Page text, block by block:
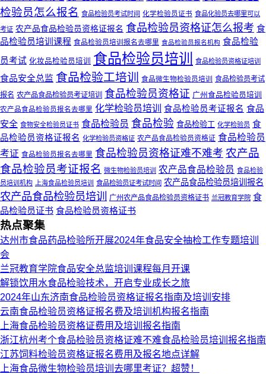
检验员怎么报名 食品检验员考试时间 化学检验员证书 食品化验员去哪里可以
考证 农产品食品检验员资格证报名 食品检验员资格证怎么报考 食
品检验员培训课程 食品检验员培训报名去哪里 食品检验员报名机构 食品检验
员考试 化妆品检验员培训 食品检验员培训 食品检验员资格证培训
食品安全总监 食品检验工培训 食品微生物检验员培训 食品检验员考试
报名 农产品食品检验员考证培训 食品检验员资格证 广州食品检验员培训
农产品食品检验员报名去哪里 化学检验员培训 食品检验员考证报名 食品
安全 食物安全检验员证书 食品检验员 食品检验 食品检验工 化学检验员 食
品检验员资格证报名 化学检验员资格证 农产品食品检验员资格证 食品检验员
考证 食品检验员报名去哪里 食品检验员资格证难不难考 农产品
食品检验员考证报名 微生物检验员培训 农产品食品检验员 食品检验
员培训机构
上海食品检验员培训 食品检验员证考试时间 农产品食品检验员培训报名
农产品食品检验员培训 广州农产品食品检验员资格证书 兰冠教育学院 食
品检验员证书 食品检验员资格证书
热点聚集
达州市食品药品检验所开展2024年食品安全抽检工作专题培训
会
兰冠教育学院食品安全总监培训课程每月开课
解锁饮用水食品检验技术，开启专业成长之旅
2024年山东济南食品检验员资格证报名指南及培训安排
云南食品检验员资格证报名费及培训机构报名指南
上海食品检验员资格证费用及培训报名指南
浙江杭州考个食品检验员资格证难不难食品检验员培训报名指南
江苏饲料检验员资格证报名费用及报名地点详解
上海食品微生物检验员培训去哪里考证？超赞！